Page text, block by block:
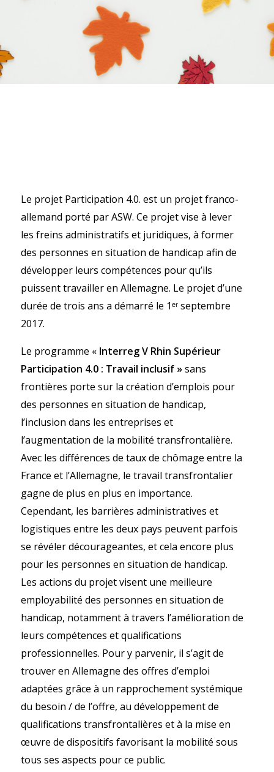
Le projet Participation 4.0. est un projet franco-
allemand porté par ASW. Ce projet vise à lever
les freins administratifs et juridiques, à former
des personnes en situation de handicap afin de
développer leurs compétences pour qu’ils
puissent travailler en Allemagne. Le projet d’une
durée de trois ans a démarré le 1ᵉʳ septembre
2017.
Le programme « Interreg V Rhin Supérieur
Participation 4.0 : Travail inclusif »sans
frontières porte sur la création d’emplois pour
des personnes en situation de handicap,
l’inclusion dans les entreprises et
l’augmentation de la mobilité transfrontalière.
Avec les différences de taux de chômage entre la
France et l’Allemagne, le travail transfrontalier
gagne de plus en plus en importance.
Cependant, les barrières administratives et
logistiques entre les deux pays peuvent parfois
se révéler décourageantes, et cela encore plus
pour les personnes en situation de handicap.
Les actions du projet visent une meilleure
employabilité des personnes en situation de
handicap, notamment à travers l’amélioration de
leurs compétences et qualifications
professionnelles. Pour y parvenir, il s’agit de
trouver en Allemagne des offres d’emploi
adaptées grâce à un rapprochement systémique
du besoin / de l’offre, au développement de
qualifications transfrontalières et à la mise en
œuvre de dispositifs favorisant la mobilité sous
tous ses aspects pour ce public.